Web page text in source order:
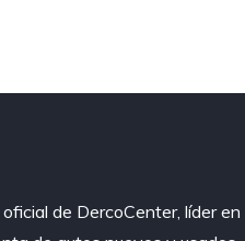
de DercoCenter, líder en